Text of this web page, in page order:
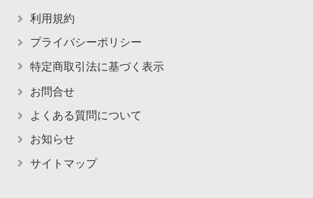
利用規約
プライバシーポリシー
特定商取引法に基づく表示
お問合せ
よくある質問について
お知らせ
サイトマップ